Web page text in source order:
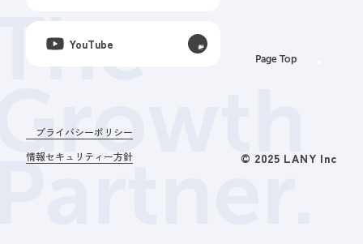
プライバシーポリシー
情報セキュリティー方針
© 2025 LANY Inc
YouTube
Page Top